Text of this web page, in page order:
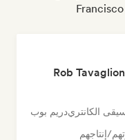
Rob
الكانتريدريم بوب
إنتاجهم